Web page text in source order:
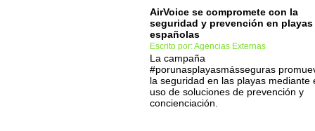
AirVoice se compromete con la
seguridad y prevención en playas
españolas
Escrito por: Agencias Externas
La campaña
#porunasplayasmásseguras
la seguridad en las playas mediante
uso de soluciones de prevención y
concienciación.